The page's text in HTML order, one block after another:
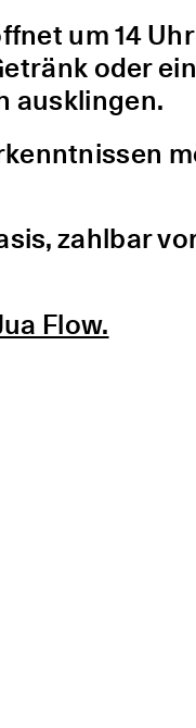
um 14
oder
ausklingen.
zahlbar
Flow.